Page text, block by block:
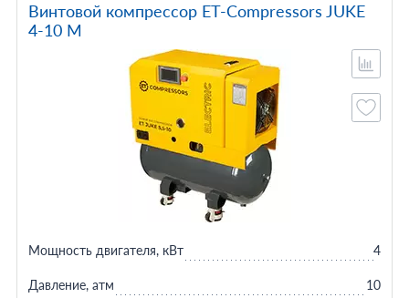
Винтовой компрессор ET-Compressors JUKE
4-10 M
Мощность двигателя, кВт 4
Давление, атм 10